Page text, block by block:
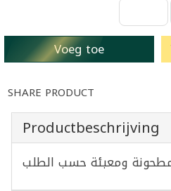
Voeg toe
SHARE PRODUCT
Productbeschrijving
مطحونة ومعبئة حسب الطلب